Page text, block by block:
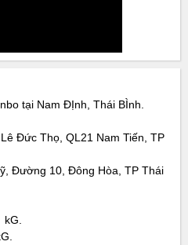
tại Nam ĐỊnh, Thái BÌnh.
Đức Thọ, QL21 Nam Tiến, TP
Đường 10, Đông Hòa, TP Thái